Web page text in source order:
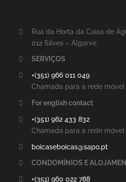
Rua da Horta da Caixa de
012 Silves – Algarve
SERVIÇOS
+(351) 966 011 049
Chamada para a rede móvel
For english contact
+(351) 962 433 832
Chamada para a rede móvel
boicaseboicas@sapo.pt
CONDOMÍNIOS E
+(351) 960 022 788